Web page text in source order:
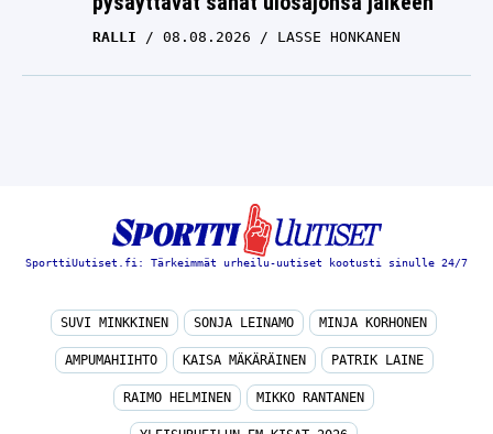
RALLI 08.08.2026 LASSE HONKANEN
SporttiUutiset.fi: Tärkeimmät urheilu-uutiset kootusti sinulle 24/7
SUVI MINKKINEN SONJA LEINAMO MINJA KORHONEN
AMPUMAHIIHTO KAISA MÄKÄRÄINEN PATRIK LAINE
RAIMO HELMINEN MIKKO RANTANEN